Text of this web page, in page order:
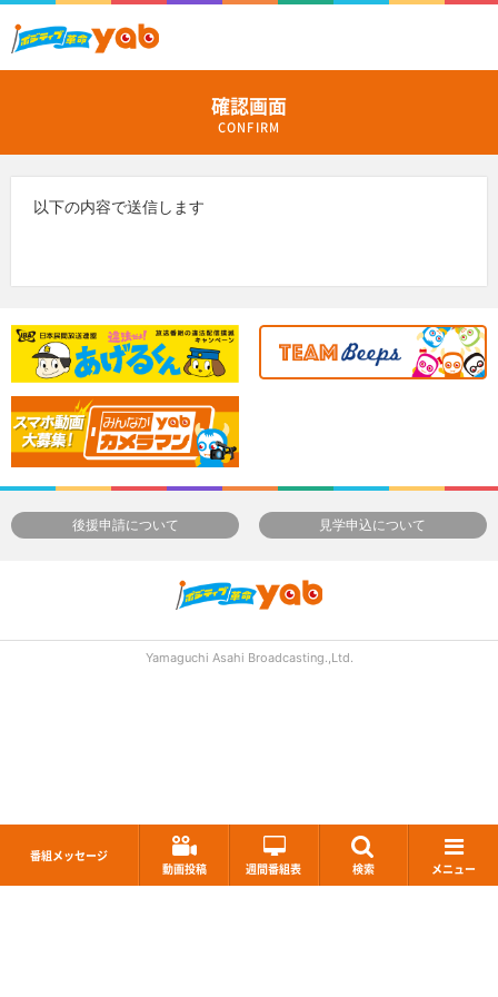
番組メッセージ
動画投稿
週間番組表 検索 メニュー
確認画面
CONFIRM
以下の内容で送信します
後援申請について 見学申込について
Yamaguchi Asahi Broadcasting.,Ltd.